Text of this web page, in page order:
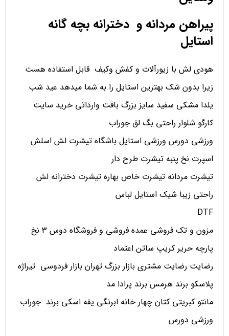
پیراهن مردانه و دخترانه بچه گانه
استایل
هودی لش با زیورآلات و کفش وکیف قابل استفاده هست
زیرا بدون شک بهترین استایل را به شما میدهد عید شب
یلدا مشکی سفید سایز بزرگ بافت وارداتی خرید سایت
کارگو شلوار راحتی بگ لق جوراب
ورزشی دورس ورزشی استایل باشگاه تیشرت لش اسلش
اسپرت نخ پنبه تیشرت طرح دار
تیشرت مردانه تیشرت خاص بهاره تیشرت دخترانه لش
راحتی زیبا شیک استایل لباس
DTF
مزون و تک فروشی عمده فروشی و فروشگاه دوس 3 نخ
پارچه حریر کریپ ساتن اعتماد
رضایت رضایت مشتری بازار بزرگ تهران بازار فردوسی تیراژه
پلاسکو برند هرمس برند پرادا مد
مانتو کبریتی کتان چهار خانه ابرنگی یقه اسکی برند جوراب
ورزشی دورس